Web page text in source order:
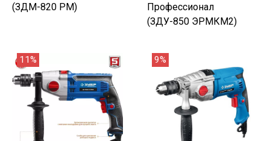
(ЗДМ-820 РМ)
Профессионал
(ЗДУ-850 ЭРМКМ2)
11% 9%